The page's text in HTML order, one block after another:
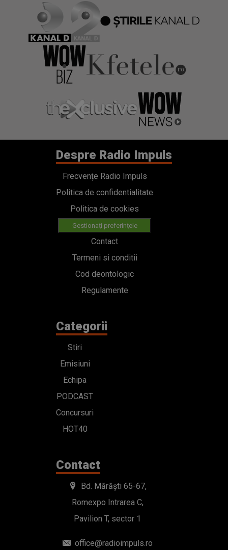
Despre Radio Impuls
Frecvențe Radio Impuls
Politica de confidentialitate
Politica de cookies
Gestionați preferințele
Contact
Termeni si conditii
Cod deontologic
Regulamente
Categorii
Stiri
Emisiuni
Echipa
PODCAST
Concursuri
HOT40
Contact
Bd. Mărăști 65-67,
Romexpo Intrarea C,
Pavilion T, sector 1
office@radioimpuls.ro